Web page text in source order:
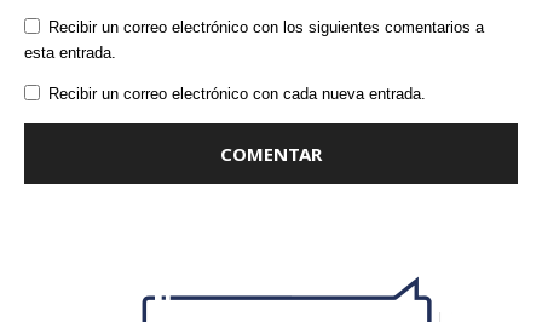
Recibir un correo electrónico con los siguientes comentarios a
esta entrada.
Recibir un correo electrónico con cada nueva entrada.